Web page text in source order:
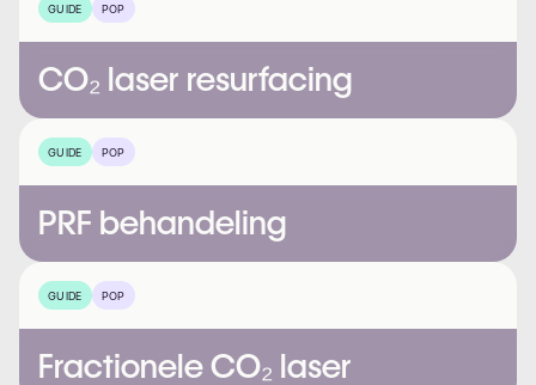
GUIDE POP
CO₂ laser resurfacing
GUIDE POP
PRF behandeling
GUIDE POP
Fractionele CO₂ laser